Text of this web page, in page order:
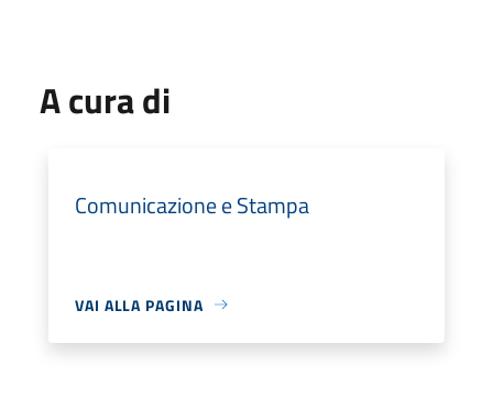
A cura di
Comunicazione e Stampa
VAI ALLA PAGINA